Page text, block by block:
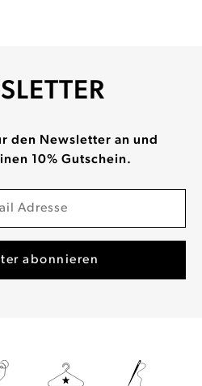
den Newsletter an und
10% Gutschein.